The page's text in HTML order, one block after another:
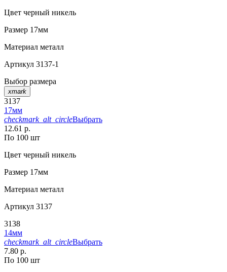
Цвет черный никель
Размер 17мм
Материал металл
Артикул 3137-1
Выбор размера
xmark
3137
17мм
checkmark_alt_circleВыбрать
12.61 р.
По 100 шт
Цвет черный никель
Размер 17мм
Материал металл
Артикул 3137
3138
14мм
checkmark_alt_circleВыбрать
7.80 р.
По 100 шт